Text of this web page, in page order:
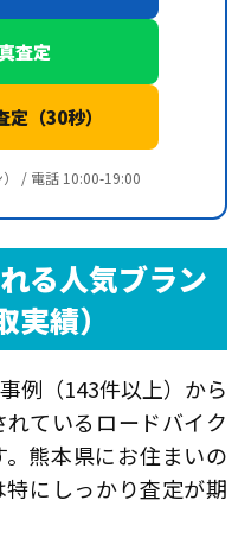
査定
（30秒）
/ 電話 10:00-19:00
る人気ブラン
績）
例（143件以上）から
ているロードバイク
熊本県にお住まいの
にしっかり査定が期